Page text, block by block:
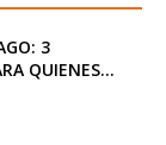
3
QUIENES...